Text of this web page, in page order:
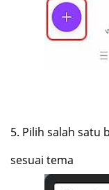
5. Pilih salah satu
sesuai tema